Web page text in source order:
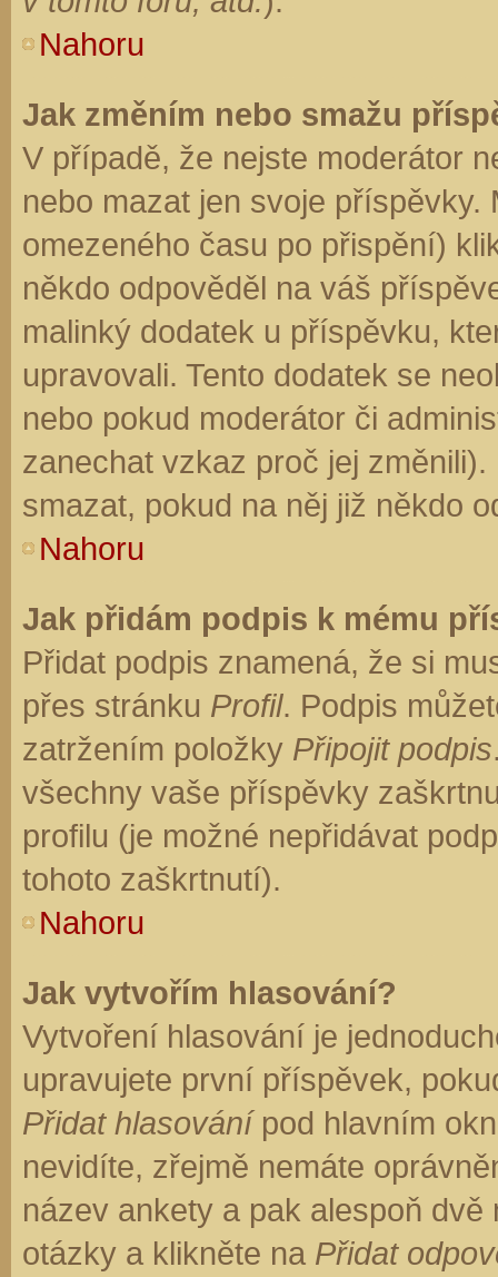
Nahoru
Jak změním nebo smažu
V případě, že nejste moderátor
nebo mazat jen svoje
omezeného času po přispění)
někdo odpověděl na váš
malinký dodatek u příspěvku,
upravovali. Tento dodatek se
nebo pokud moderátor či
zanechat vzkaz proč jej
smazat, pokud na něj již někdo
Nahoru
Jak přidám podpis k mému
Přidat podpis znamená, že si
přes stránku Profil. Podpis
zatržením položky Připojit podpis
všechny vaše příspěvky
profilu (je možné nepřidávat
tohoto zaškrtnutí).
Nahoru
Jak vytvořím hlasování?
Vytvoření hlasování je
upravujete první příspěvek,
Přidat hlasovánípod hlavním
nevidíte, zřejmě nemáte
název ankety a pak alespoň
otázky a klikněte na Přidat